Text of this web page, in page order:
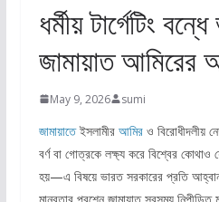
ধর্মীয় টার্গেটিং
জামায়াত আমিরের
May 9, 2026 sumi
জামায়াতেইসলামীর আমির ও বিরোধীদলীয়
বর্ণ বা গোত্রকে লক্ষ্য করে বিশ্বের কোথাও
হয়—এ বিষয়ে ভারত সরকারের প্রতি